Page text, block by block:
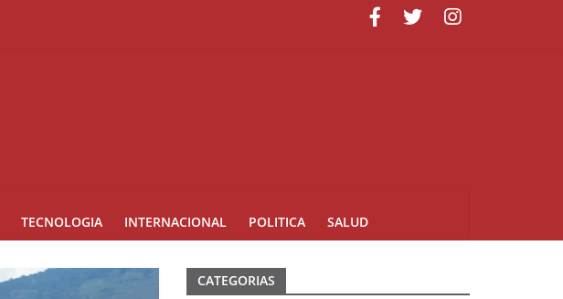
TECNOLOGIA INTERNACIONAL POLITICA SALUD
CATEGORIAS